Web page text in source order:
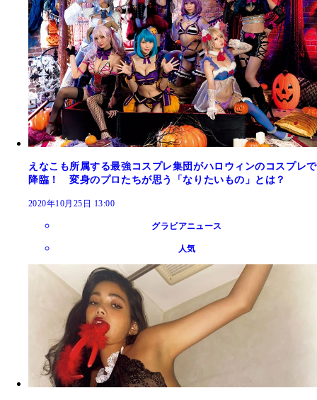
えなこも所属する最強コスプレ集団がハロウィンのコスプレで
降臨！ 変身のプロたちが思う「なりたいもの」とは？
2020年10月25日 13:00
グラビアニュース
人気